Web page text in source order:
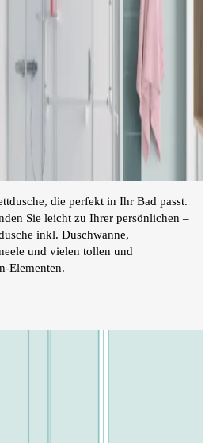
die perfekt in Ihr Bad passt.
Sie leicht zu Ihrer persönlichen –
inkl. Duschwanne,
und vielen tollen und
Elementen.